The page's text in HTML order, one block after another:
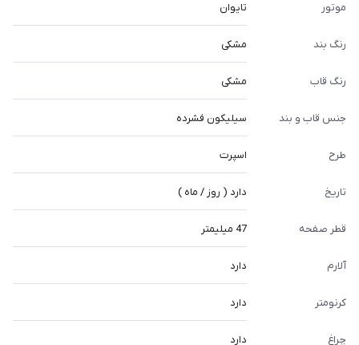
موتور تایوان
رنگ بند مشکی
رنگ قاب مشکی
جنس قاب و بند سیلیکون فشرده
طرح اسپرت
تاریخ دارد ( روز / ماه )
قطر صفحه 47 میلیمتر
آلارم دارد
کرنومتر دارد
چراغ دارد